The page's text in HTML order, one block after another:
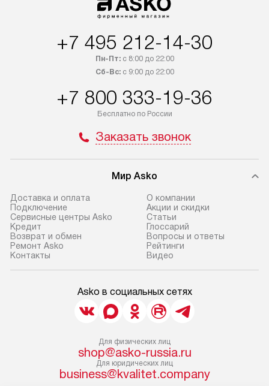
+7 495 212-14-30
Пн-Пт:с 8:00 до 22:00
Сб-Вс:с 9:00 до 22:00
+7 800 333-19-36
Бесплатно по России
Заказать звонок
Мир Asko
Доставка и оплата
Подключение
Сервисные центры Asko
Кредит
Возврат и обмен
Ремонт Asko
Контакты
О компании
Акции и скидки
Статьи
Глоссарий
Вопросы и ответы
Рейтинги
Видео
Asko в социальных сетях
Для физических лиц
shop@asko-russia.ru
Для юридических лиц
business@kvalitet.company